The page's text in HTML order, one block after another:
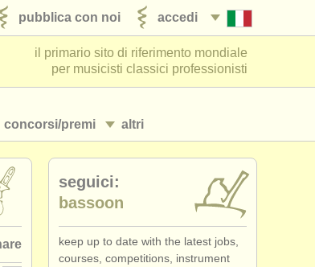
accedi
pubblica con noi
il primario sito di riferimento mondiale
per musicisti classici professionisti
altri
concorsi/premi
seguici:
bassoon
keep up to date with the latest jobs,
courses, competitions, instrument